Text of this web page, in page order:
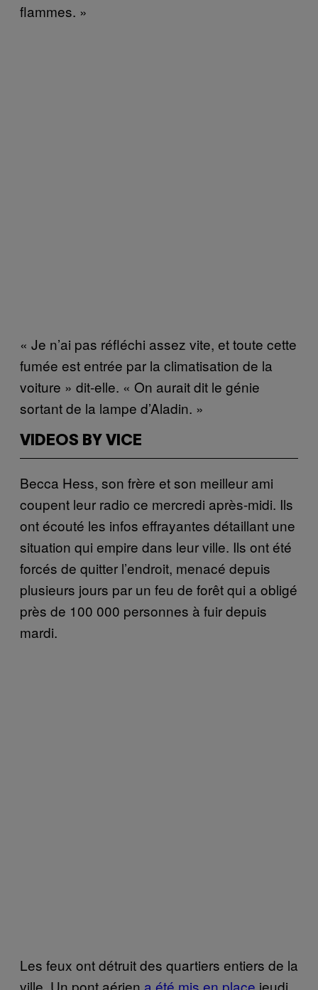
flammes. »
« Je n’ai pas réfléchi assez vite, et toute cette
fumée est entrée par la climatisation de la
voiture » dit-elle. « On aurait dit le génie
sortant de la lampe d’Aladin. »
VIDEOS BY VICE
Becca Hess, son frère et son meilleur ami
coupent leur radio ce mercredi après-midi. Ils
ont écouté les infos effrayantes détaillant une
situation qui empire dans leur ville. Ils ont été
forcés de quitter l’endroit, menacé depuis
plusieurs jours par un feu de forêt qui a obligé
près de 100 000 personnes à fuir depuis
mardi.
Les feux ont détruit des quartiers entiers de la
ville. Un pont aérien a été mis en place jeudi